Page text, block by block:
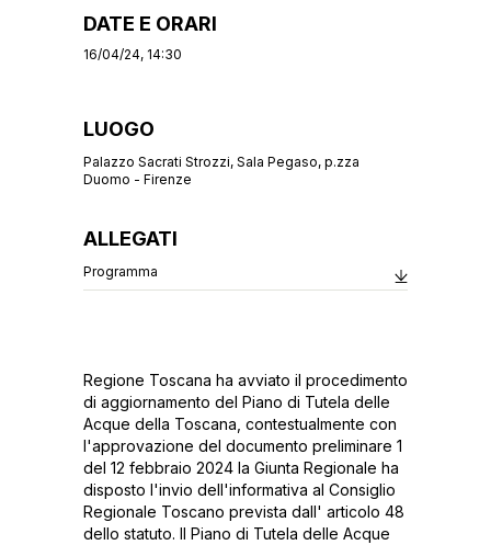
DATE E ORARI
16/04/24, 14:30
LUOGO
Palazzo Sacrati Strozzi, Sala Pegaso, p.zza
Duomo - Firenze
ALLEGATI
Programma
Regione Toscana ha avviato il procedimento
di aggiornamento del Piano di Tutela delle
Acque della Toscana, contestualmente con
l'approvazione del documento preliminare 1
del 12 febbraio 2024 la Giunta Regionale ha
disposto l'invio dell'informativa al Consiglio
Regionale Toscano prevista dall' articolo 48
dello statuto. Il Piano di Tutela delle Acque